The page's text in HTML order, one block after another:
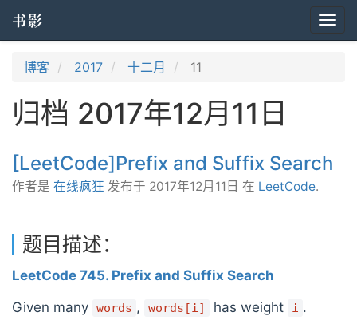
书影
博客 2017 十二月 11
归档 2017年12月11日
[LeetCode]Prefix and Suffix Search
作者是 在线疯狂 发布于 2017年12月11日 在 LeetCode.
题目描述：
LeetCode 745. Prefix and Suffix Search
Given many words , words[i] has weight i .